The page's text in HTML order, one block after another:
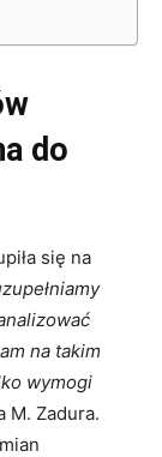
do
się na
na takim
wymogi
M. Zadura.